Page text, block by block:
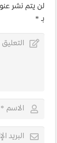
لن يتم نشر
بـ *